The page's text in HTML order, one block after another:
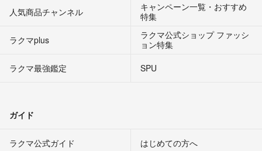
人気商品チャンネル
キャンペーン一覧・おすすめ
特集
ラクマplus
ラクマ公式ショップ ファッシ
ョン特集
ラクマ最強鑑定
SPU
ガイド
ラクマ公式ガイド はじめての方へ